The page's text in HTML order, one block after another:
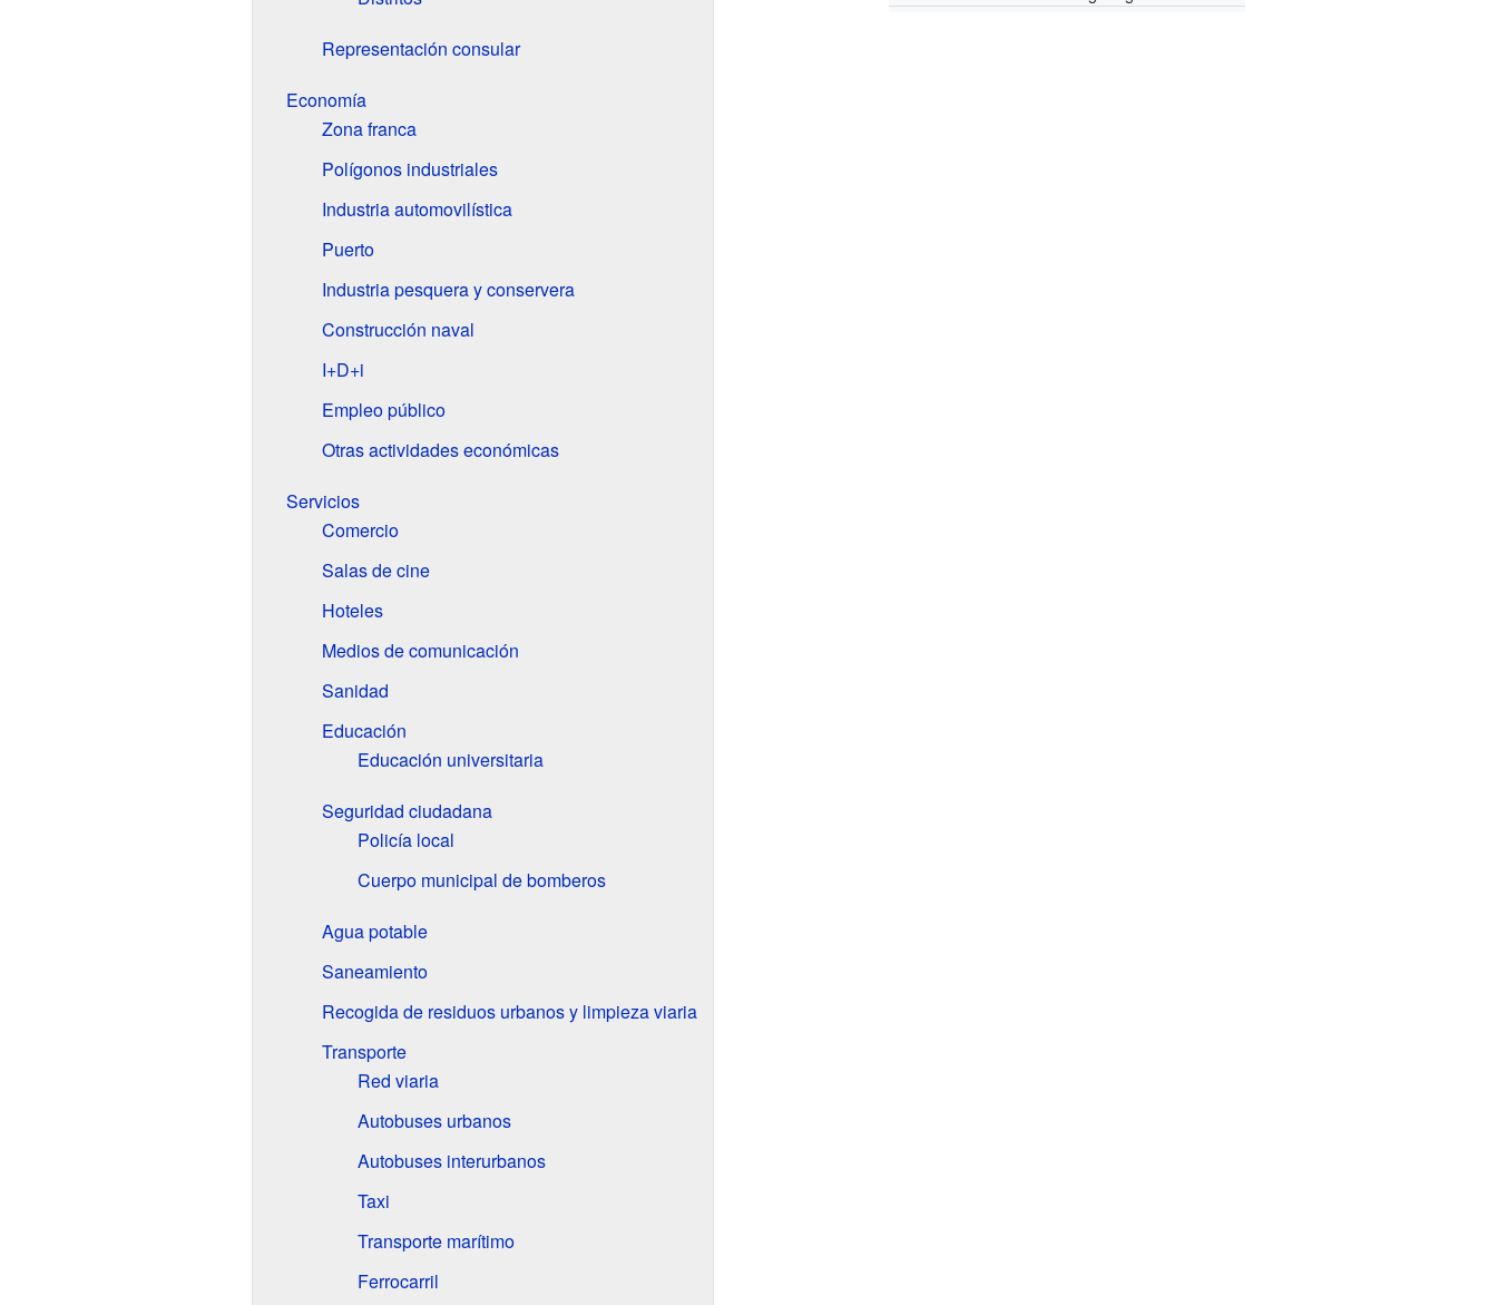
Representación consular
Economía
Zona franca
Polígonos industriales
Industria automovilística
Puerto
Industria pesquera y conservera
Construcción naval
I+D+i
Empleo público
Otras actividades económicas
Servicios
Comercio
Salas de cine
Hoteles
Medios de comunicación
Sanidad
Educación
Educación universitaria
Seguridad ciudadana
Policía local
Cuerpo municipal de bomberos
Agua potable
Saneamiento
Recogida de residuos urbanos y limpieza viaria
Transporte
Red viaria
Autobuses urbanos
Autobuses interurbanos
Taxi
Transporte marítimo
Ferrocarril